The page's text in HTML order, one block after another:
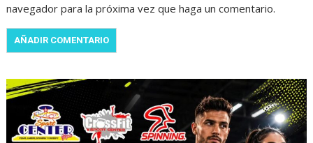
navegador para la próxima vez que haga un comentario.